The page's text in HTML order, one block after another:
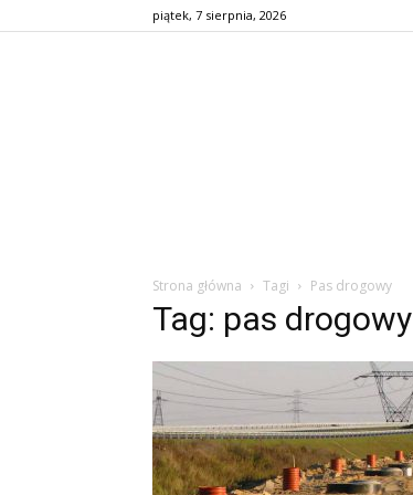
piątek, 7 sierpnia, 2026
Strona główna Tagi Pas drogowy
Tag: pas drogowy